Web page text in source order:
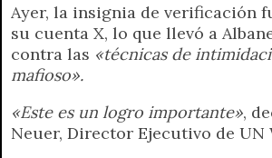
Ayer, la insignia de verificación
su cuenta X, lo que llevó a
contra las «técnicas de
mafioso».
«Este es un logro importante»,
Neuer, Director Ejecutivo de UN